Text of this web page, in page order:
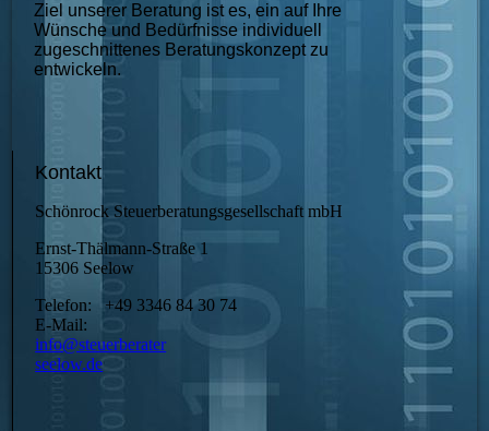
Ziel unserer Beratung ist es, ein auf Ihre
Wünsche und Bedürfnisse individuell
zugeschnittenes Beratungskonzept zu
entwickeln.
Kontakt
Schönrock Steuerberatungsgesellschaft mbH
Ernst-Thälmann-Straße 1
15306 Seelow
Telefon: +49 3346 84 30 74
E-Mail:
info@steuerberater
seelow.de